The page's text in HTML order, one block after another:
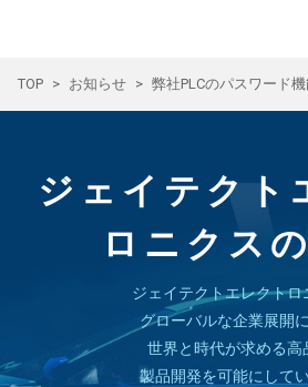
TOP お知らせ 弊社PLCのパスワード
ジェイテクト
ロニクス
ジェイテクトエレクトロ
グローバルな企業展開に
世界と時代が求める高
製品開発を可能にしてい